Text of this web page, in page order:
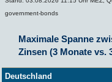
government-bonds
Maximale Spanne
Zinsen (3 Monate vs.
Deutschland